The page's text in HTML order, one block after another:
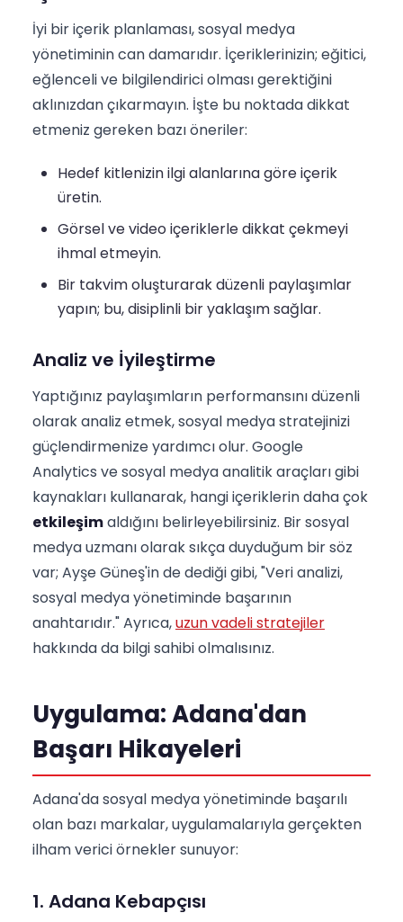
İyi bir içerik planlaması, sosyal medya
yönetiminin can damarıdır. İçeriklerinizin; eğitici,
eğlenceli ve bilgilendirici olması gerektiğini
aklınızdan çıkarmayın. İşte bu noktada dikkat
etmeniz gereken bazı öneriler:
Hedef kitlenizin ilgi alanlarına göre içerik
üretin.
Görsel ve video içeriklerle dikkat çekmeyi
ihmal etmeyin.
Bir takvim oluşturarak düzenli paylaşımlar
yapın; bu, disiplinli bir yaklaşım sağlar.
Analiz ve İyileştirme
Yaptığınız paylaşımların performansını düzenli
olarak analiz etmek, sosyal medya stratejinizi
güçlendirmenize yardımcı olur. Google
Analytics ve sosyal medya analitik araçları gibi
kaynakları kullanarak, hangi içeriklerin daha çok
etkileşimaldığını belirleyebilirsiniz. Bir sosyal
medya uzmanı olarak sıkça duyduğum bir söz
var; Ayşe Güneş'in de dediği gibi, "Veri analizi,
sosyal medya yönetiminde başarının
anahtarıdır." Ayrıca,uzun vadeli stratejiler
hakkında da bilgi sahibi olmalısınız.
Uygulama: Adana'dan
Başarı Hikayeleri
Adana'da sosyal medya yönetiminde başarılı
olan bazı markalar, uygulamalarıyla gerçekten
ilham verici örnekler sunuyor:
1. Adana Kebapçısı